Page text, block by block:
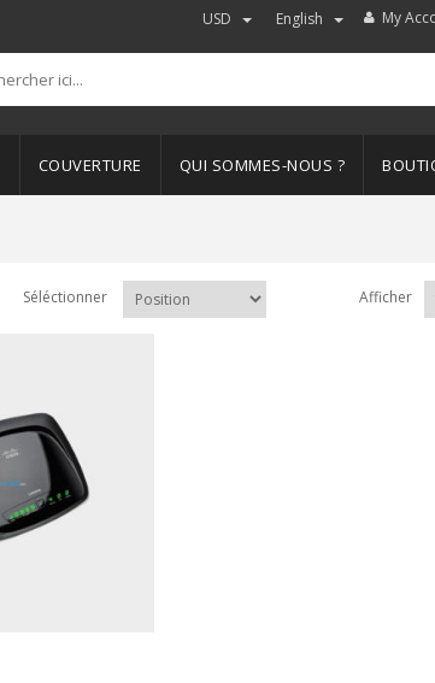
My
USD English
COUVERTURE QUI SOMMES-NOUS ?
Séléctionner Afficher